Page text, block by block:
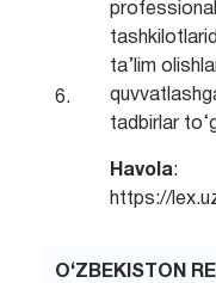
6.
ta’lim
tadbirlar
Havola:
https://
O‘ZBEKISTON